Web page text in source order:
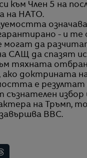
към Член 5 на
на НАТО.
- и те
могат да
САЩ да спазят
тяхната
ако доктрината
е
съзнателен избор
на Тръмп,
BBC.